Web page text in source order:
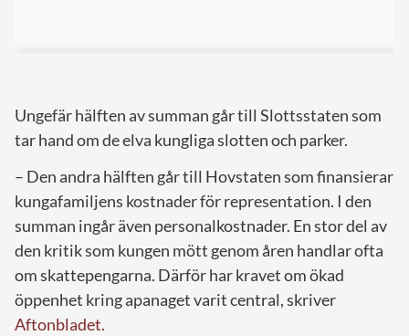
Ungefär hälften av summan går till Slottsstaten som
tar hand om de elva kungliga slotten och parker.
– Den andra hälften går till Hovstaten som finansierar
kungafamiljens kostnader för representation. I den
summan ingår även personalkostnader. En stor del av
den kritik som kungen mött genom åren handlar ofta
om skattepengarna. Därför har kravet om ökad
öppenhet kring apanaget varit central, skriver
Aftonbladet.